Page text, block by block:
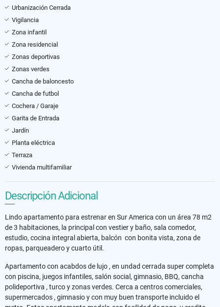
Urbanización Cerrada
Vigilancia
Zona infantil
Zona residencial
Zonas deportivas
Zonas verdes
Cancha de baloncesto
Cancha de futbol
Cochera / Garaje
Garita de Entrada
Jardín
Planta eléctrica
Terraza
Vivienda multifamiliar
Descripción Adicional
Lindo apartamento para estrenar en Sur America con un área 78 m2
de 3 habitaciones, la principal con vestier y baño, sala comedor,
estudio, cocina integral abierta, balcón con bonita vista, zona de
ropas, parqueadero y cuarto útil.
Apartamento con acabdos de lujo , en undad cerrada super completa
con piscina, juegos infantiles, salón social, gimnasio, BBQ, cancha
polideportiva , turco y zonas verdes. Cerca a centros comerciales,
supermercados , gimnasio y con muy buen transporte incluido el